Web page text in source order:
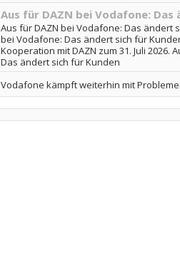
Aus für DAZN bei Vodafone:
Aus für DAZN bei Vodafone: Das ändert
bei Vodafone: Das ändert sich für
Kooperation mit DAZN zum 31. Juli 2026.
Das ändert sich für Kunden
Vodafone kämpft weiterhin mit